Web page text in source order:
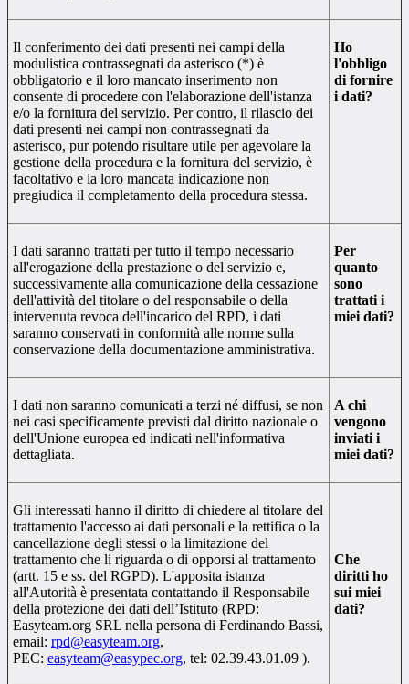
Il conferimento dei dati presenti nei campi della
modulistica contrassegnati da asterisco (*) è
obbligatorio e il loro mancato inserimento non
consente di procedere con l'elaborazione dell'istanza
e/o la fornitura del servizio. Per contro, il rilascio dei
dati presenti nei campi non contrassegnati da
asterisco, pur potendo risultare utile per agevolare la
gestione della procedura e la fornitura del servizio, è
facoltativo e la loro mancata indicazione non
pregiudica il completamento della procedura stessa.
Ho
l'obbligo
di fornire
i dati?
I dati saranno trattati per tutto il tempo necessario
all'erogazione della prestazione o del servizio e,
successivamente alla comunicazione della cessazione
dell'attività del titolare o del responsabile o della
intervenuta revoca dell'incarico del RPD, i dati
saranno conservati in conformità alle norme sulla
conservazione della documentazione amministrativa.
Per
quanto
sono
trattati i
miei dati?
I dati non saranno comunicati a terzi né diffusi, se non
nei casi specificamente previsti dal diritto nazionale o
dell'Unione europea ed indicati nell'informativa
dettagliata.
A chi
vengono
inviati i
miei dati?
Gli interessati hanno il diritto di chiedere al titolare del
trattamento l'accesso ai dati personali e la rettifica o la
cancellazione degli stessi o la limitazione del
trattamento che li riguarda o di opporsi al trattamento
(artt. 15 e ss. del RGPD). L'apposita istanza
all'Autorità è presentata contattando il Responsabile
della protezione dei dati dell’Istituto (RPD:
Easyteam.org SRL nella persona di Ferdinando Bassi,
email: rpd@easyteam.org,
PEC: easyteam@easypec.org, tel: 02.39.43.01.09 ).
Che
diritti ho
sui miei
dati?